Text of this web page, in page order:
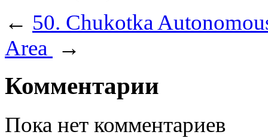
← 50. Chukotka
Area
→
Комментарии
Пока нет комментариев